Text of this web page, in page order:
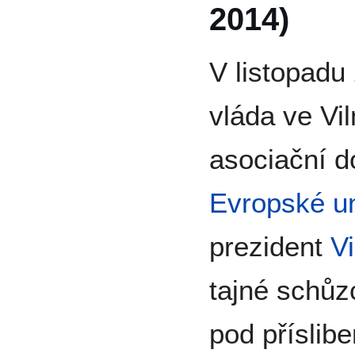
2014)
V listopadu
vláda ve
asociační
Evropské
prezident
tajné
pod